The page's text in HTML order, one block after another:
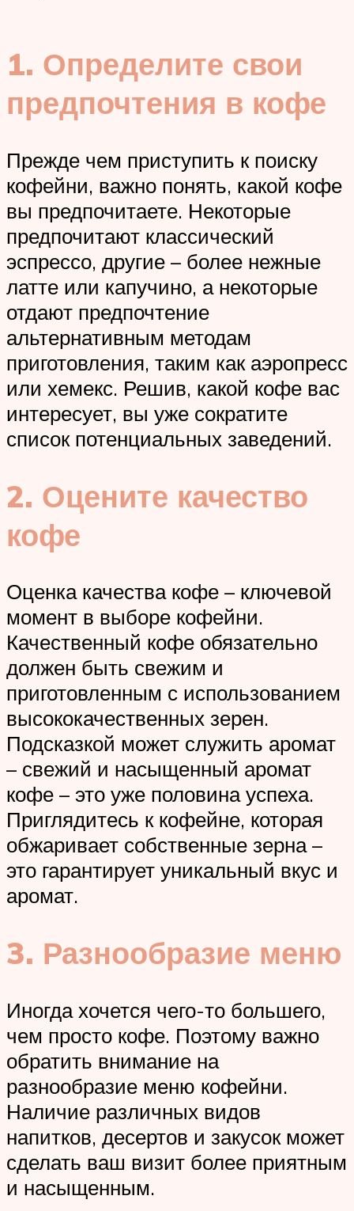
1. Определите свои
предпочтения в кофе
Прежде чем приступить к поиску
кофейни, важно понять, какой кофе
вы предпочитаете. Некоторые
предпочитают классический
эспрессо, другие – более нежные
латте или капучино, а некоторые
отдают предпочтение
альтернативным методам
приготовления, таким как аэропресс
или хемекс. Решив, какой кофе вас
интересует, вы уже сократите
список потенциальных заведений.
2. Оцените качество
кофе
Оценка качества кофе – ключевой
момент в выборе кофейни.
Качественный кофе обязательно
должен быть свежим и
приготовленным с использованием
высококачественных зерен.
Подсказкой может служить аромат
– свежий и насыщенный аромат
кофе – это уже половина успеха.
Приглядитесь к кофейне, которая
обжаривает собственные зерна –
это гарантирует уникальный вкус и
аромат.
3. Разнообразие меню
Иногда хочется чего-то большего,
чем просто кофе. Поэтому важно
обратить внимание на
разнообразие меню кофейни.
Наличие различных видов
напитков, десертов и закусок может
сделать ваш визит более приятным
и насыщенным.